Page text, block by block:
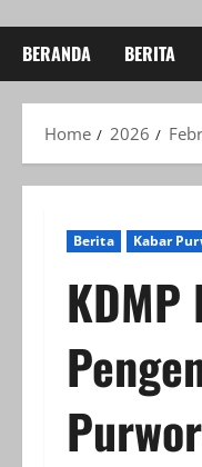
BERANDA BERITA
Home 2026
Berita Kabar